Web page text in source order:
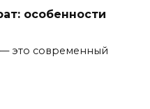
особенности
это современный